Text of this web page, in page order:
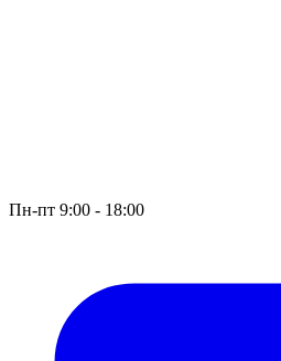
Пн-пт 9:00 - 18:00